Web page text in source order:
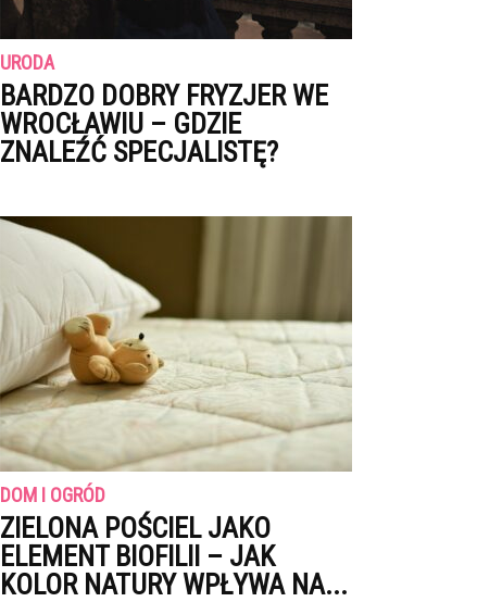
URODA
BARDZO DOBRY FRYZJER WE
WROCŁAWIU – GDZIE
ZNALEŹĆ SPECJALISTĘ?
DOM I OGRÓD
ZIELONA POŚCIEL JAKO
ELEMENT BIOFILII – JAK
KOLOR NATURY WPŁYWA NA...